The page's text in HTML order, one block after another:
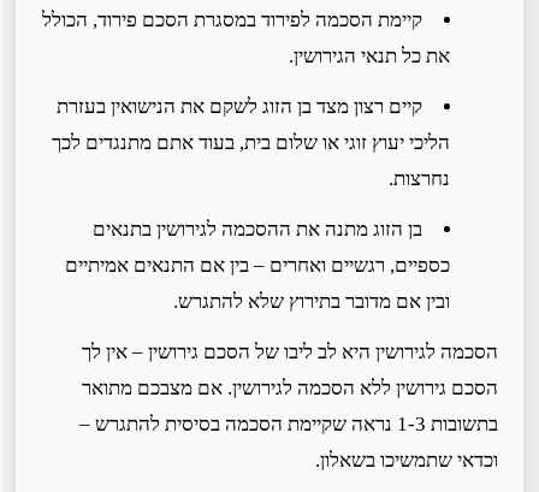
קיימת הסכמה לפירוד במסגרת הסכם פירוד, הכולל
את כל תנאי הגירושין.
קיים רצון מצד בן הזוג לשקם את הנישואין בעזרת
הליכי יעוץ זוגי או שלום בית, בעוד אתם מתנגדים לכך
נחרצות.
בן הזוג מתנה את ההסכמה לגירושין בתנאים
כספיים, רגשיים ואחרים – בין אם התנאים אמיתיים
ובין אם מדובר בתירוץ שלא להתגרש.
הסכמה לגירושין היא לב ליבו של הסכם גירושין – אין לך
הסכם גירושין ללא הסכמה לגירושין. אם מצבכם מתואר
בתשובות 1-3 נראה שקיימת הסכמה בסיסית להתגרש –
וכדאי שתמשיכו בשאלון.